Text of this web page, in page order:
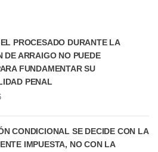
PROCESADO DURANTE LA
DE ARRAIGO NO PUEDE
FUNDAMENTAR SU
PENAL
CONDICIONAL SE DECIDE CON LA
IMPUESTA, NO CON LA